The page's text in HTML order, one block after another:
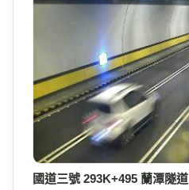
國道三號 293K+495 蘭潭隧道